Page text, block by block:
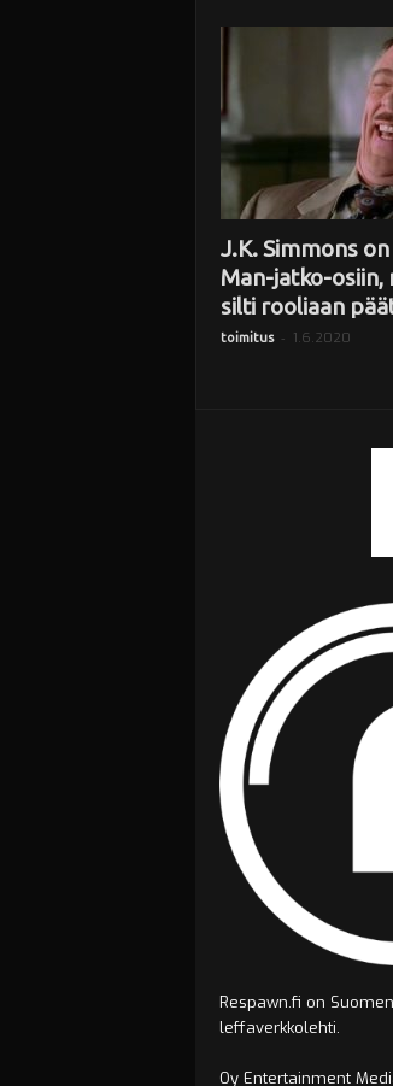
J.K. Simmons
Man-jatko-osiin,
silti rooliaan
toimitus - 1.6.2020
Respawn.fi on
leffaverkkolehti.
Oy Entertainment